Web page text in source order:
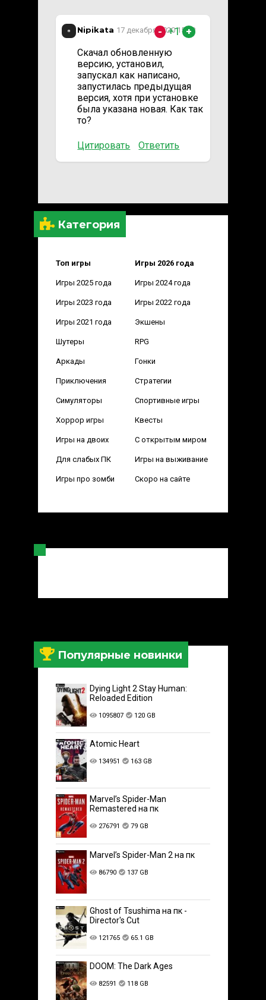
Категория
Топ игры Игры 2026 года
Игры 2025 года Игры 2024 года
Игры 2023 года Игры 2022 года
Игры 2021 года Экшены
Шутеры RPG
Аркады Гонки
Приключения Стратегии
Симуляторы Спортивные игры
Хоррор игры Квесты
Игры на двоих С открытым миром
Для слабых ПК Игры на выживание
Игры про зомби Скоро на сайте
Популярные новинки
Dying Light 2 Stay Human:
Reloaded Edition
1095807 120 GB
Atomic Heart
134951 163 GB
Marvel’s Spider-Man
Remastered на пк
276791 79 GB
Marvel’s Spider-Man 2 на пк
86790 137 GB
Ghost of Tsushima на пк -
Director's Cut
121765 65.1 GB
DOOM: The Dark Ages
82591 118 GB
Nipikata 17 декабря 2020 15:48
Скачал обновленную
версию, установил,
запускал как написано,
запустилась предыдущая
версия, хотя при установке
была указана новая. Как так
то?
Цитировать Ответить
- +1 +